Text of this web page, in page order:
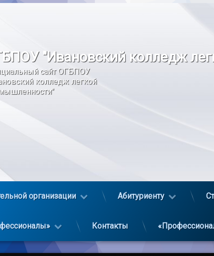
"Ивановский колледж
сайт ОГБПОУ
колледж легкой
организации Абитуриенту
Контакты